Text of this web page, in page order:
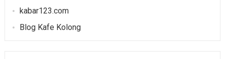
kabar123.com
Blog Kafe Kolong